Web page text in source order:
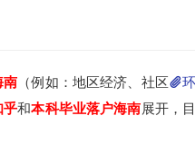
南 （例如：地区经济、社区
环
乎和本科毕业落户海南展开，目